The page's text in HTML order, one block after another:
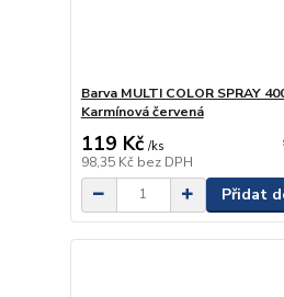
Barva MULTI COLOR SPRAY
Karmínová červená
119 Kč /ks
98,35 Kč bez DPH
Přidat